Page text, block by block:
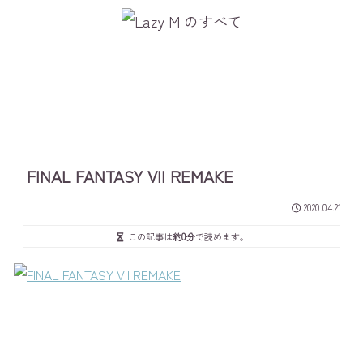
FINAL FANTASY VII REMAKE
2020.04.21
この記事は約0分で読めます。